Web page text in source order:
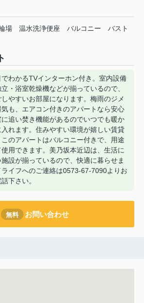
場 温水洗浄便座 バルコニー
バスト
わかるTVインターホン付き。室内設備
・浴室乾燥機などが揃っているので、
やすいお部屋になります。梅雨のジメ
も、エアコン付きのアパートなら安心
追い焚き機能があるのでいつでも暖か
れます。住みやすい環境が嬉しい賃貸
のアパートはバルコニー付きで、用途
用できます。美乃坂本近辺は、生活に
設が揃っているので、快適に暮らせま
イフへのご連絡は0573-67-7090よりお
下さい。
無料 お問い合わせ